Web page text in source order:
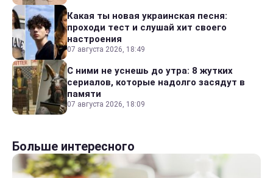
Какая ты новая украинская песня:
проходи тест и слушай хит своего
настроения
07 августа 2026, 18:49
С ними не уснешь до утра: 8 жутких
сериалов, которые надолго засядут в
памяти
07 августа 2026, 18:09
Больше интересного